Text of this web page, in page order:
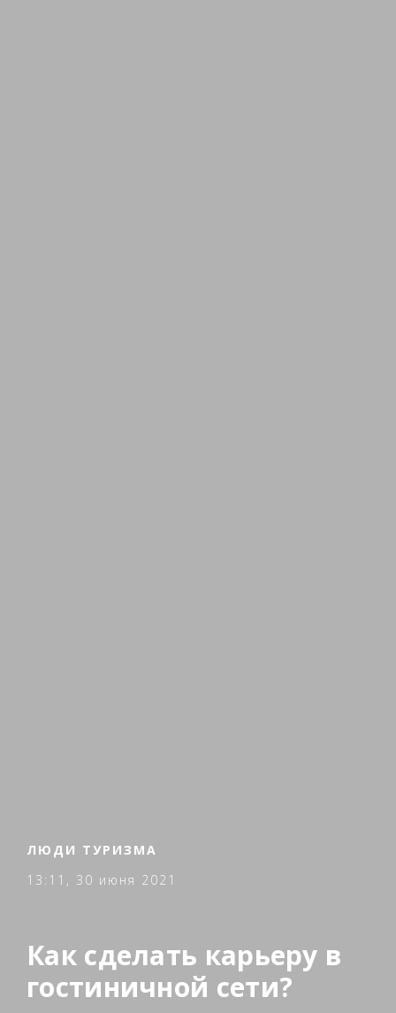
ЛЮДИ ТУРИЗМА
13:11, 30 июня 2021
Как сделать карьеру в
гостиничной сети?